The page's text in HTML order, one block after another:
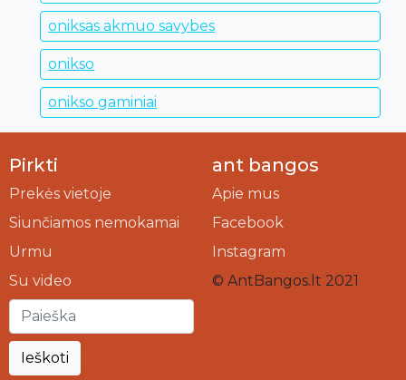
oniksas akmuo savybes
onikso
onikso gaminiai
Pirkti
Prekės vietoje
Siunčiamos nemokamai
Urmu
Su video
Ieškoti
ant bangos
Apie mus
Facebook
Instagram
© AntBangos.lt 2021